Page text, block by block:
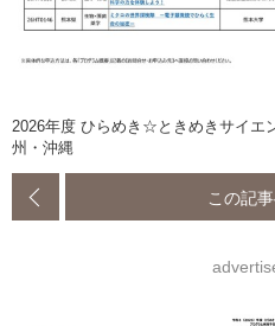
2026年度 ひらめき☆ときめきサイエ
州・沖縄
この記